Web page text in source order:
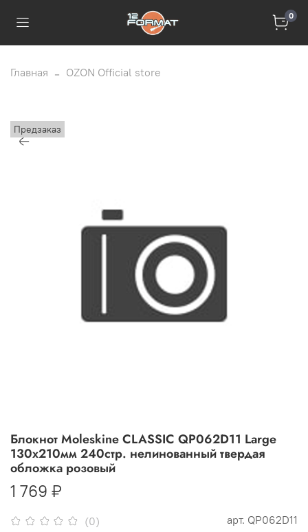
0
Главная OZON Official store
Предзаказ
(0) арт. QP062D11
Блокнот Moleskine CLASSIC QP062D11 Large
130х210мм 240стр. нелинованный твердая
обложка розовый
1 769 ₽